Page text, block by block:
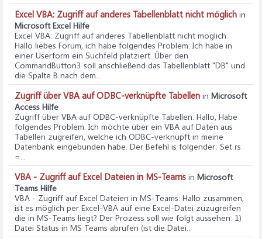
Excel VBA: Zugriff auf anderes Tabellenblatt nicht möglich in
Microsoft Excel Hilfe
Excel VBA: Zugriff auf anderes Tabellenblatt nicht möglich:
Hallo liebes Forum, ich habe folgendes Problem: Ich habe in
einer Userform ein Suchfeld platziert. Über den
CommandButton3 soll anschließend das Tabellenblatt "DB" und
die Spalte B nach dem...
Zugriff über VBA auf ODBC-verknüpfte Tabellen in Microsoft
Access Hilfe
Zugriff über VBA auf ODBC-verknüpfte Tabellen: Hallo, Habe
folgendes Problem. Ich möchte über ein VBA auf Daten aus
Tabellen zugreifen, welche ich ODBC-verknüpft in meine
Datenbank eingebunden habe. Der Befehl is folgender: Set rs
=...
VBA - Zugriff auf Excel Dateien in MS-Teams in Microsoft
Teams Hilfe
VBA - Zugriff auf Excel Dateien in MS-Teams: Hallo zusammen,
ist es möglich per Excel-VBA auf eine Excel-Datei zuzugreifen
die in MS-Teams liegt? Der Prozess soll wie folgt aussehen: 1)
Datei Status in MS Teams abrufen (ist die Datei...